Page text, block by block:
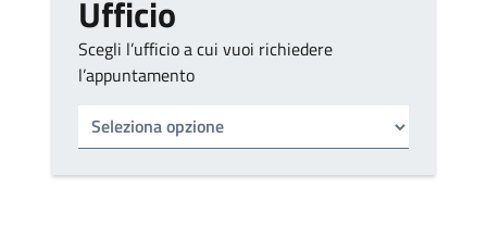
Ufficio
Scegli l’ufficio a cui vuoi richiedere
l’appuntamento
Tipo di ufficio